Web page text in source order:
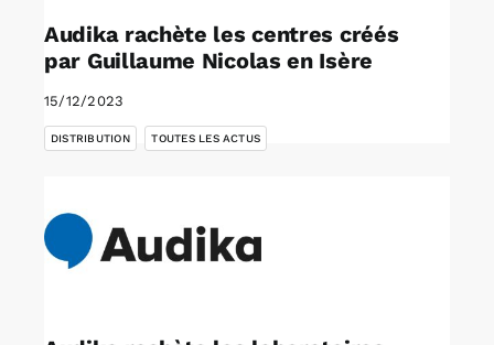
Audika rachète les centres créés
par Guillaume Nicolas en Isère
15/12/2023
DISTRIBUTION TOUTES LES ACTUS